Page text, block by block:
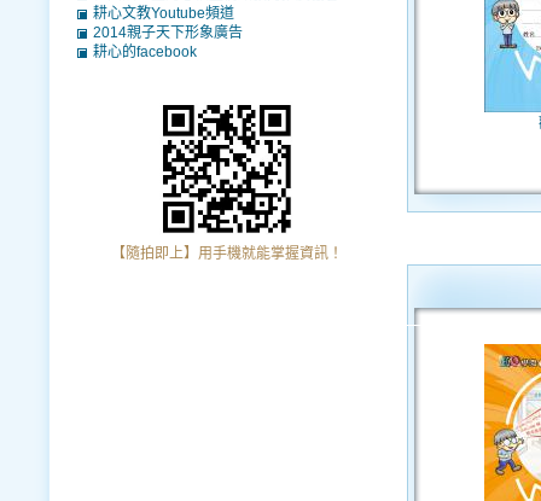
耕心文教Youtube頻道
2014親子天下形象廣告
耕心的facebook
【隨拍即上】用手機就能掌握資訊！